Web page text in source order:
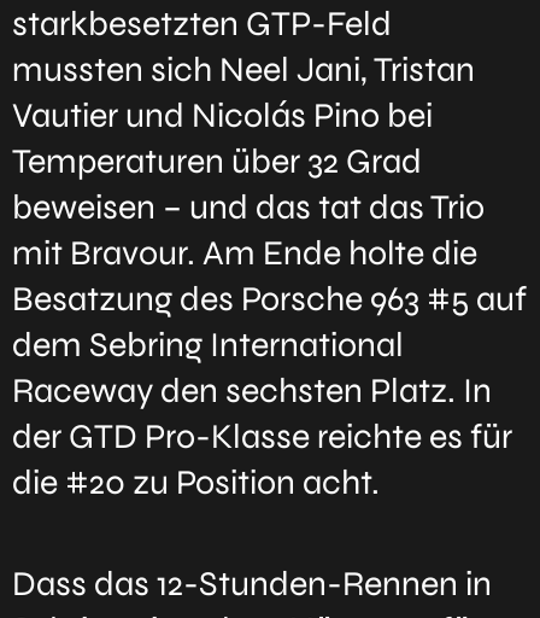
starkbesetzten GTP-Feld
mussten sich Neel Jani, Tristan
Vautier und Nicolás Pino bei
Temperaturen über 32 Grad
beweisen – und das tat das Trio
mit Bravour. Am Ende holte die
Besatzung des Porsche 963 #5 auf
dem Sebring International
Raceway den sechsten Platz. In
der GTD Pro-Klasse reichte es für
die #20 zu Position acht.
Dass das 12-Stunden-Rennen in